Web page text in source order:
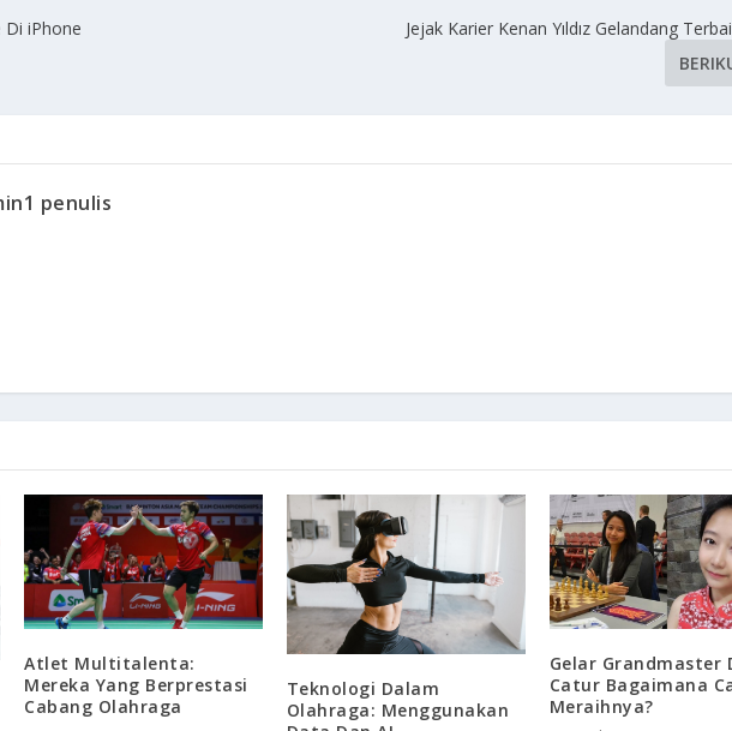
Di iPhone
Jejak Karier Kenan Yıldız Gelandang
penulis
Atlet Multitalenta:
Mereka Yang Berprestasi
Cabang Olahraga
Teknologi Dalam
Olahraga: Menggunakan
Gelar Grandmaster
Catur Bagaimana
Meraihnya?